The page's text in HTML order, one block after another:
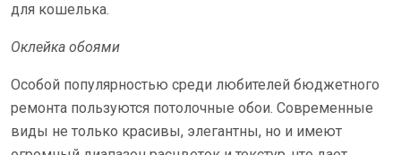
для кошелька.
Оклейка обоями
Особой популярностью среди любителей бюджетного
ремонта пользуются потолочные обои. Современные
виды не только красивы, элегантны, но и имеют